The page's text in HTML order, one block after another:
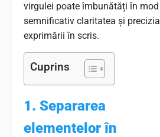
virgulei poate îmbunătăți în mod
semnificativ claritatea și precizia
exprimării în scris.
Cuprins
1. Separarea
elementelor în